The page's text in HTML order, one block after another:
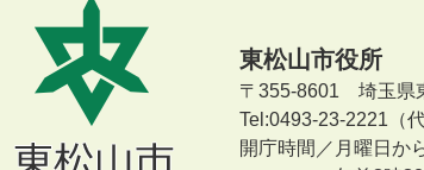
東松山市役所
〒355-8601 埼玉県
Tel:0493-23-2221（代
開庁時間／月曜日か